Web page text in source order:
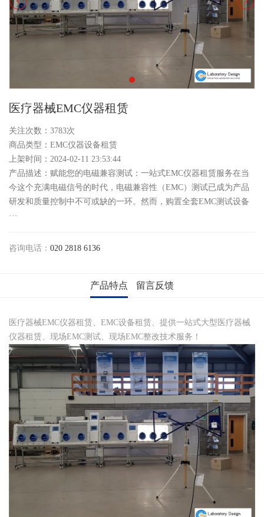
医疗器械EMC仪器租赁
关注次数：3783次
商品类型：EMC仪器设备租赁
上架时间：2024-02-11 23:53:44
产品描述：赋能您的电磁兼容测试：一站式EMC仪器租赁服务在当
今这个充满电磁信号的时代，电磁兼容性（EMC）测试已成为产品
研发和质量控制中不可或缺的一环。然而，购置全套EMC测试设备
···
咨询电话： 020 2818 6136
产品特点 留言反馈
医疗器械EMC仪器租赁、EMC设备租赁、提供一站式大型医疗器械
仪器租赁、现场EMC测试、现场EMC整改技术服务！